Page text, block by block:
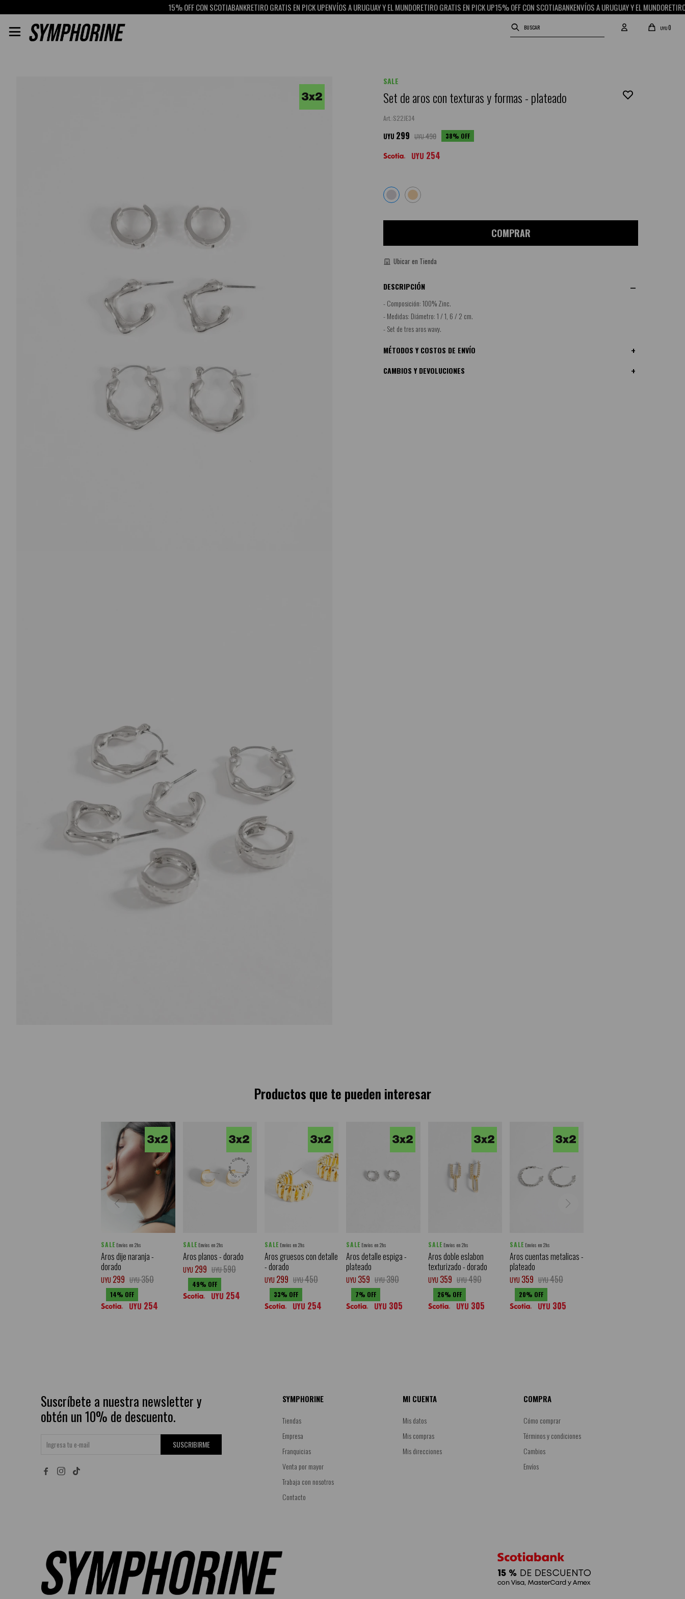
15% OFF CON SCOTIABANKRETIRO GRATIS EN PICK UPENVÍOS A URUGUAY Y EL MUNDORETIRO GRATIS EN PICK UP15% OFF CON SCOTIABANKENVÍOS A URUGUAY Y EL MUNDORETIRO
UYU0

SALE
Set de aros con texturas y formas - plateado
S22JE34
UYU 299 UYU490 38
UYU 254
COMPRAR
Ubicar en Tienda
DESCRIPCIÓN
- Composición: 100% Zinc.
- Medidas: Diámetro: 1 / 1, 6 / 2 cm.
- Set de tres aros wavy.
MÉTODOS Y COSTOS DE ENVÍO
CAMBIOS Y DEVOLUCIONES
Productos que te pueden interesar
SALE Envíos en 2hs
Aros dije naranja -
dorado
UYU 299 UYU350
14
UYU 254
SALE Envíos en 2hs
Aros planos - dorado
UYU 299 UYU590
49
UYU 254
SALE Envíos en 2hs
Aros gruesos con detalle
- dorado
UYU 299 UYU450
33
UYU 254
SALE Envíos en 2hs
Aros detalle espiga -
plateado
UYU 359 UYU390
7
UYU 305
SALE Envíos en 2hs
Aros doble eslabon
texturizado - dorado
UYU 359 UYU490
26
UYU 305
SALE Envíos en 2hs
Aros cuentas metalicas -
plateado
UYU 359 UYU450
20
UYU 305
Suscríbete a nuestra newsletter y
obtén un 10% de descuento.
SUSCRIBIRME
 
SYMPHORINE
Tiendas
Empresa
Franquicias
Venta por mayor
Trabaja con nosotros
Contacto
MI CUENTA
Mis datos
Mis compras
Mis direcciones
COMPRA
Cómo comprar
Términos y condiciones
Cambios
Envíos